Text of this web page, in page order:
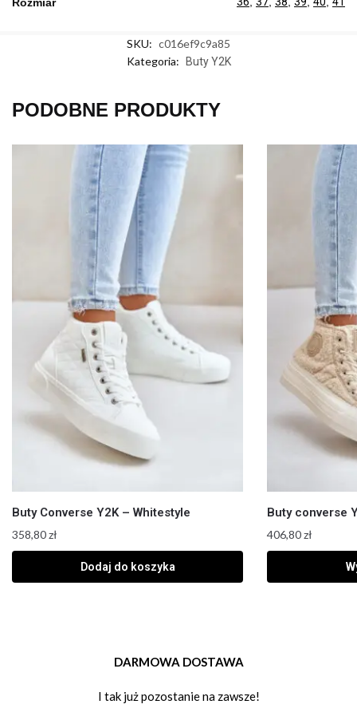
SKU: c016ef9c9a85
Kategoria:
Buty Y2K
PODOBNE PRODUKTY
Buty Converse Y2K – Whitestyle
358,80zł
Dodaj do koszyka
Buty converse
406,80zł
DARMOWA DOSTAWA
I tak już pozostanie na zawsze!